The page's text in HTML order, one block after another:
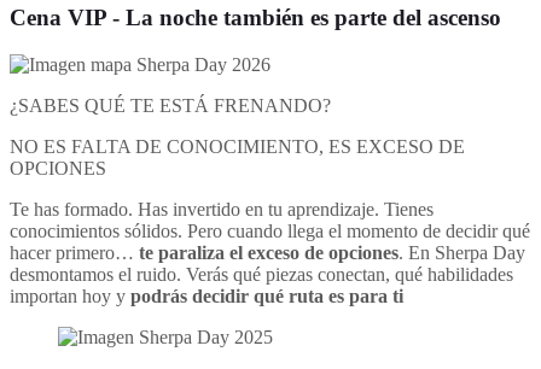
Cena VIP - La noche también es parte del ascenso
¿SABES QUÉ TE ESTÁ FRENANDO?
NO ES FALTA DE CONOCIMIENTO, ES EXCESO DE
OPCIONES
Te has formado. Has invertido en tu aprendizaje. Tienes
conocimientos sólidos. Pero cuando llega el momento de decidir qué
hacer primero… te paraliza el exceso de opciones. En Sherpa Day
desmontamos el ruido. Verás qué piezas conectan, qué habilidades
importan hoy y podrás decidir qué ruta es para ti